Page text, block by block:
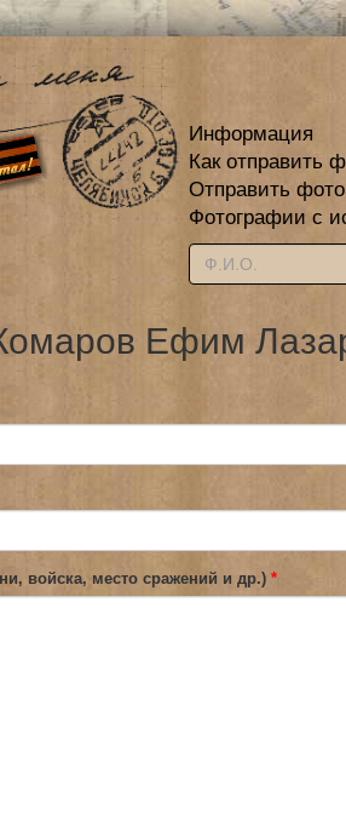
Информация
Как отправить
Отправить
Фотографии с
Ефим
войска, место сражений и др.) *